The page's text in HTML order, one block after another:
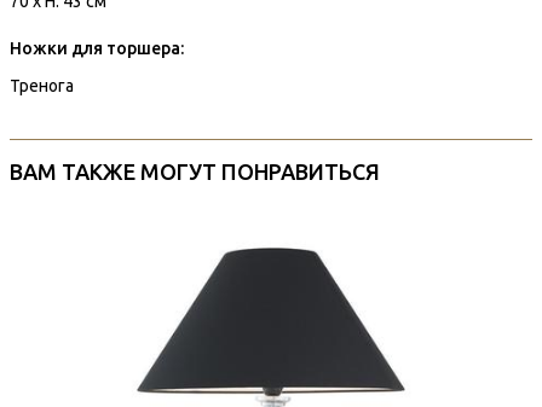
Ножки для торшера:
Тренога
ВАМ ТАКЖЕ МОГУТ ПОНРАВИТЬСЯ